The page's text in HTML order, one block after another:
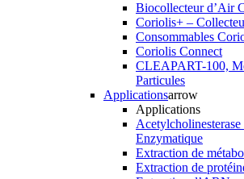
Biocollecteur d’Air
Coriolis+ –
Consommables
Coriolis Connect
CLEAPART-100,
Particules
Applicationsarrow
Applications
Enzymatique
Extraction de
Extraction de